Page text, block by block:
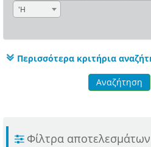
'Η
Περισσότερα κριτήρια
Αναζήτηση
Φίλτρα